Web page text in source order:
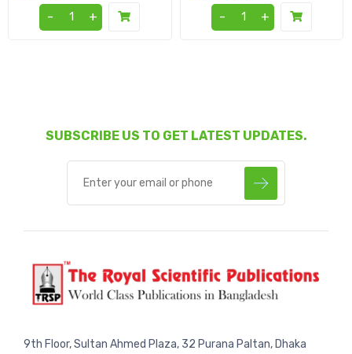
-
+
-
+
SUBSCRIBE US TO GET LATEST UPDATES.
9th Floor, Sultan Ahmed Plaza, 32 Purana Paltan, Dhaka